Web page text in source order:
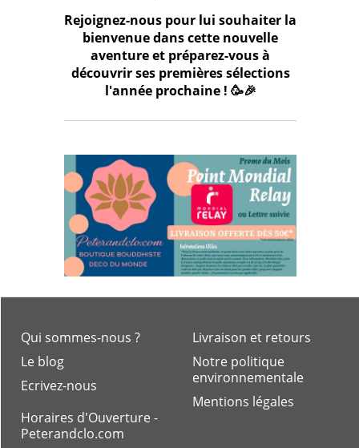
Rejoignez-nous pour lui souhaiter la
bienvenue dans cette nouvelle
aventure et préparez-vous à
découvrir ses premières sélections
l'année prochaine ! 🥳🎉
Livraison et retours
Notre politique
environnementale
Mentions légales
Qui sommes-nous ?
Le blog
Ecrivez-nous
Horaires d'Ouverture -
Peterandclo.com